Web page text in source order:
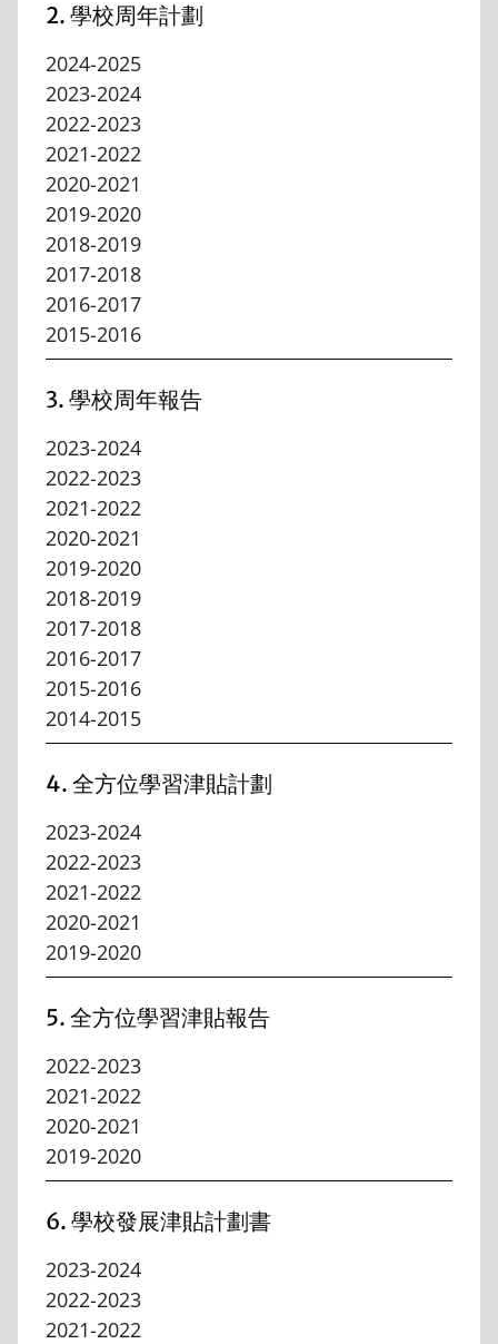
2. 學校周年計劃
2024-2025
2023-2024
2022-2023
2021-2022
2020-2021
2019-2020
2018-2019
2017-2018
2016-2017
2015-2016
3. 學校周年報告
2023-2024
2022-2023
2021-2022
2020-2021
2019-2020
2018-2019
2017-2018
2016-2017
2015-2016
2014-2015
4. 全方位學習津貼計劃
2023-2024
2022-2023
2021-2022
2020-2021
2019-2020
5. 全方位學習津貼報告
2022-2023
2021-2022
2020-2021
2019-2020
6. 學校發展津貼計劃書
2023-2024
2022-2023
2021-2022